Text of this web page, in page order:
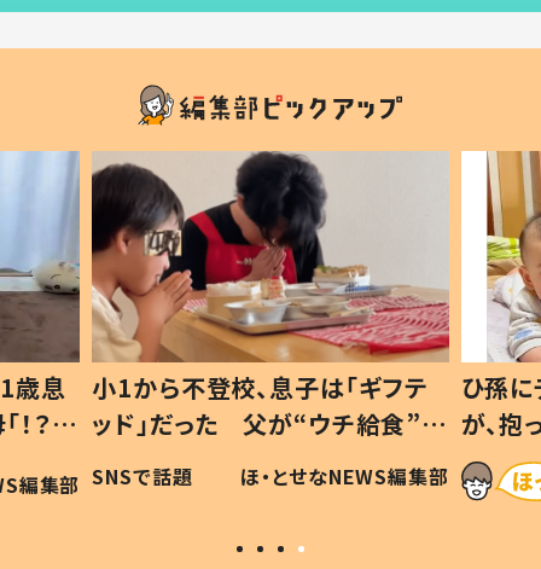
歳息
？」
編集部
小1から不登校、息子は「ギフテ
ッド」だった 父が“ウチ給食”を
作り続ける理由とは #令和の親
#令和の子
SNSで話題 ほ・とせなNEWS編集部
ひ孫
が、
「涙が
い」